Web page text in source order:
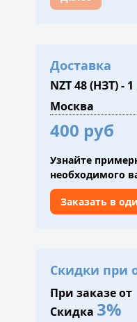
Доставка
NZT 48 (НЗТ) - 1
400 руб
Узнайте
необходимого
Заказать в
Скидки при
При заказе от
Скидка 3%